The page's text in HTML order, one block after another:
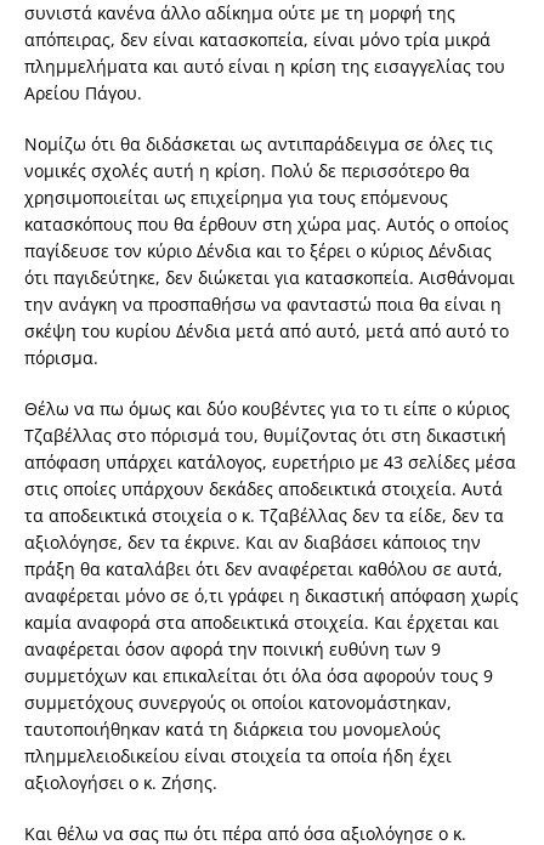
συνιστά κανένα άλλο αδίκημα ούτε με τη μορφή της
απόπειρας, δεν είναι κατασκοπεία, είναι μόνο τρία μικρά
πλημμελήματα και αυτό είναι η κρίση της εισαγγελίας του
Αρείου Πάγου.
Νομίζω ότι θα διδάσκεται ως αντιπαράδειγμα σε όλες τις
νομικές σχολές αυτή η κρίση. Πολύ δε περισσότερο θα
χρησιμοποιείται ως επιχείρημα για τους επόμενους
κατασκόπους που θα έρθουν στη χώρα μας. Αυτός ο οποίος
παγίδευσε τον κύριο Δένδια και το ξέρει ο κύριος Δένδιας
ότι παγιδεύτηκε, δεν διώκεται για κατασκοπεία. Αισθάνομαι
την ανάγκη να προσπαθήσω να φανταστώ ποια θα είναι η
σκέψη του κυρίου Δένδια μετά από αυτό, μετά από αυτό το
πόρισμα.
Θέλω να πω όμως και δύο κουβέντες για το τι είπε ο κύριος
Τζαβέλλας στο πόρισμά του, θυμίζοντας ότι στη δικαστική
απόφαση υπάρχει κατάλογος, ευρετήριο με 43 σελίδες μέσα
στις οποίες υπάρχουν δεκάδες αποδεικτικά στοιχεία. Αυτά
τα αποδεικτικά στοιχεία ο κ. Τζαβέλλας δεν τα είδε, δεν τα
αξιολόγησε, δεν τα έκρινε. Και αν διαβάσει κάποιος την
πράξη θα καταλάβει ότι δεν αναφέρεται καθόλου σε αυτά,
αναφέρεται μόνο σε ό,τι γράφει η δικαστική απόφαση χωρίς
καμία αναφορά στα αποδεικτικά στοιχεία. Και έρχεται και
αναφέρεται όσον αφορά την ποινική ευθύνη των 9
συμμετόχων και επικαλείται ότι όλα όσα αφορούν τους 9
συμμετόχους συνεργούς οι οποίοι κατονομάστηκαν,
ταυτοποιήθηκαν κατά τη διάρκεια του μονομελούς
πλημμελειοδικείου είναι στοιχεία τα οποία ήδη έχει
αξιολογήσει ο κ. Ζήσης.
Και θέλω να σας πω ότι πέρα από όσα αξιολόγησε ο κ.